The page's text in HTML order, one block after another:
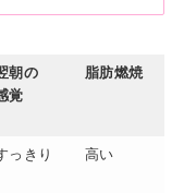
朝の
覚
脂肪燃焼
っきり 高い